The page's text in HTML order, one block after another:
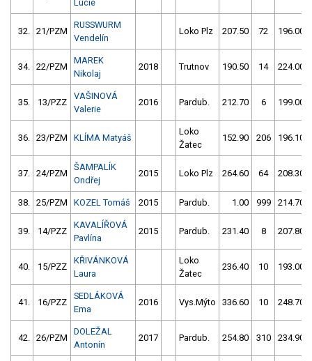
Lucie
32. 21/PZM
RUSSWURM
Vendelín
Loko Plz 207.50 72 196.00
34. 22/PZM
MAREK
Nikolaj
2018 Trutnov 190.50 14 224.00
35. 13/PZZ
VAŠINOVÁ
Valerie
2016 Pardub. 212.70 6 199.00
36. 23/PZM KLÍMA Matyáš
Loko
Žatec
152.90 206 196.10
37. 24/PZM
ŠAMPALÍK
Ondřej
2015 Loko Plz 264.60 64 208.30
38. 25/PZM KOZEL Tomáš 2015 Pardub. 1.00 999 214.70
39. 14/PZZ
KAVALÍŘOVÁ
Pavlína
2015 Pardub. 231.40 8 207.80
40. 15/PZZ
KŘIVÁNKOVÁ
Laura
Loko
Žatec
236.40 10 193.00
41. 16/PZZ
SEDLÁKOVÁ
Ema
2016 Vys.Mýto 336.60 10 248.70
42. 26/PZM
DOLEŽAL
Antonín
2017 Pardub. 254.80 310 234.90